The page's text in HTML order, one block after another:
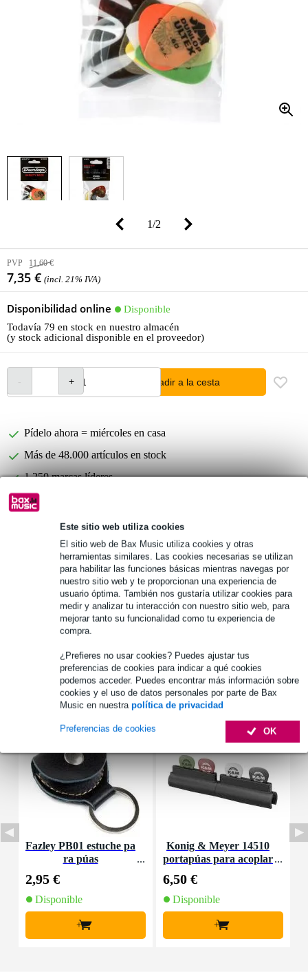
Este sitio web utiliza cookies
El sitio web de Bax Music utiliza cookies y otras
herramientas similares. Las cookies necesarias se utilizan
para habilitar las funciones básicas mientras navegas por
nuestro sitio web y te proporcionan una experiencia de
usuario óptima. También nos gustaría utilizar cookies para
medir y analizar tu interacción con nuestro sitio web, para
mejorar tanto su funcionalidad como tu experiencia de
compra.
¿Prefieres no usar cookies? Puedes ajustar tus
preferencias de cookies para indicar a qué cookies
podemos acceder. Puedes encontrar más información sobre
cookies y el uso de datos personales por parte de Bax
Music en nuestra política de privacidad
OK
Preferencias de cookies
1/2
PVP 11,60 €
7,35 € (incl. 21% IVA)
Disponibilidad online
Disponible
Todavía 79 en stock en nuestro almacén
(y stock adicional disponible en el proveedor)
añadir a la cesta
Pídelo ahora = miércoles en casa
Más de 48.000 artículos en stock
1.250 marcas líderes
Información del producto
Dunlop PVP112
Paquete variado de púas acústicas
juego de púas (12 piezas)
1x Ultex 0.60 mm
1 x Tortex 0.60 mm
1 x Tortex 0.73 mm
Especificaciones completas
Accesorios (4)
Fazley PB01 estuche pa
ra púas
2,95 €
Disponible
+
Konig & Meyer 14510
portapúas para acoplar
6,50 €
Disponible
+